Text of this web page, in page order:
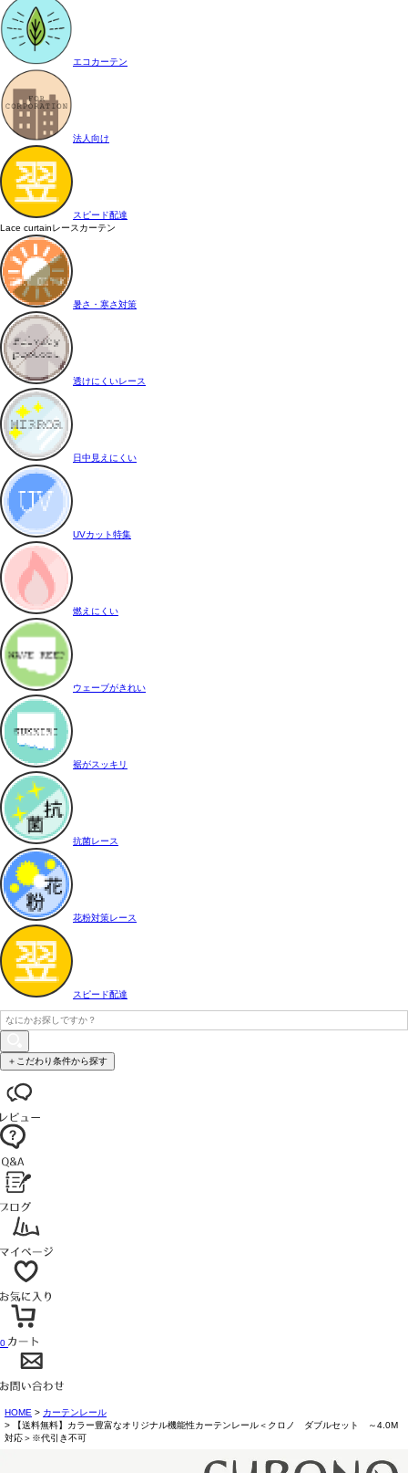
エコカーテン
法人向け
スピード配達
Lace curtainレースカーテン
暑さ・寒さ対策
透けにくいレース
日中見えにくい
UVカット特集
燃えにくい
ウェーブがきれい
裾がスッキリ
抗菌レース
花粉対策レース
スピード配達
＋こだわり条件から探す
0
HOME
カーテンレール
【送料無料】カラー豊富なオリジナル機能性カーテンレール＜クロノ ダブルセット ～4.0M
対応＞※代引き不可